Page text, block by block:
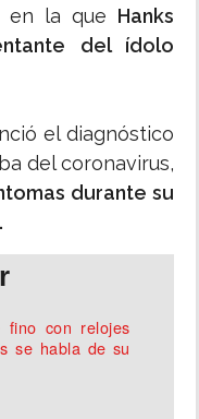
en la que Hanks
del ídolo
el diagnóstico
del coronavirus,
durante su
fino con relojes
se habla de su